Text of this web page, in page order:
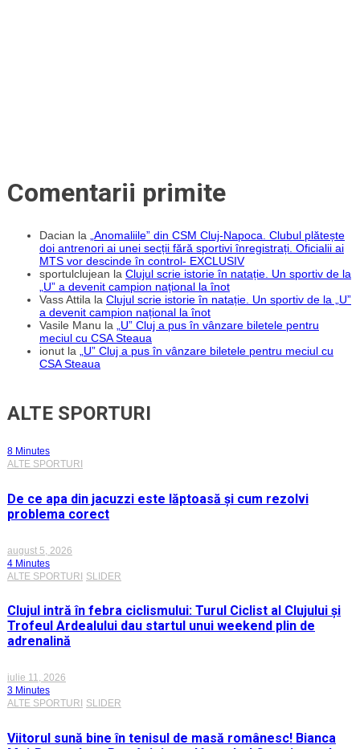
Comentarii primite
Dacian la „Anomaliile” din CSM Cluj-Napoca. Clubul plătește
doi antrenori ai unei secții fără sportivi înregistrați. Oficialii ai
MTS vor descinde în control- EXCLUSIV
sportulclujean la Clujul scrie istorie în natație. Un sportiv de la
„U” a devenit campion național la înot
Vass Attila la Clujul scrie istorie în natație. Un sportiv de la „U”
a devenit campion național la înot
Vasile Manu la „U” Cluj a pus în vânzare biletele pentru
meciul cu CSA Steaua
ionut la „U” Cluj a pus în vânzare biletele pentru meciul cu
CSA Steaua
ALTE SPORTURI
8 Minutes
ALTE SPORTURI
De ce apa din jacuzzi este lăptoasă și cum rezolvi
problema corect
august 5, 2026
4 Minutes
ALTE SPORTURI SLIDER
Clujul intră în febra ciclismului: Turul Ciclist al Clujului și
Trofeul Ardealului dau startul unui weekend plin de
adrenalină
iulie 11, 2026
3 Minutes
ALTE SPORTURI
SLIDER
Viitorul sună bine în tenisul de masă românesc! Bianca